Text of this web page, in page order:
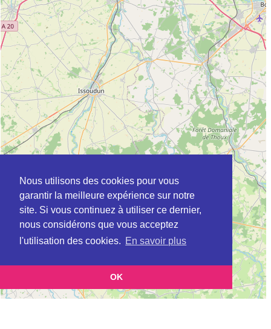
Nous utilisons des cookies pour vous
garantir la meilleure expérience sur notre
site. Si vous continuez à utiliser ce dernier,
nous considérons que vous acceptez
l'utilisation des cookies. En savoir plus
OK